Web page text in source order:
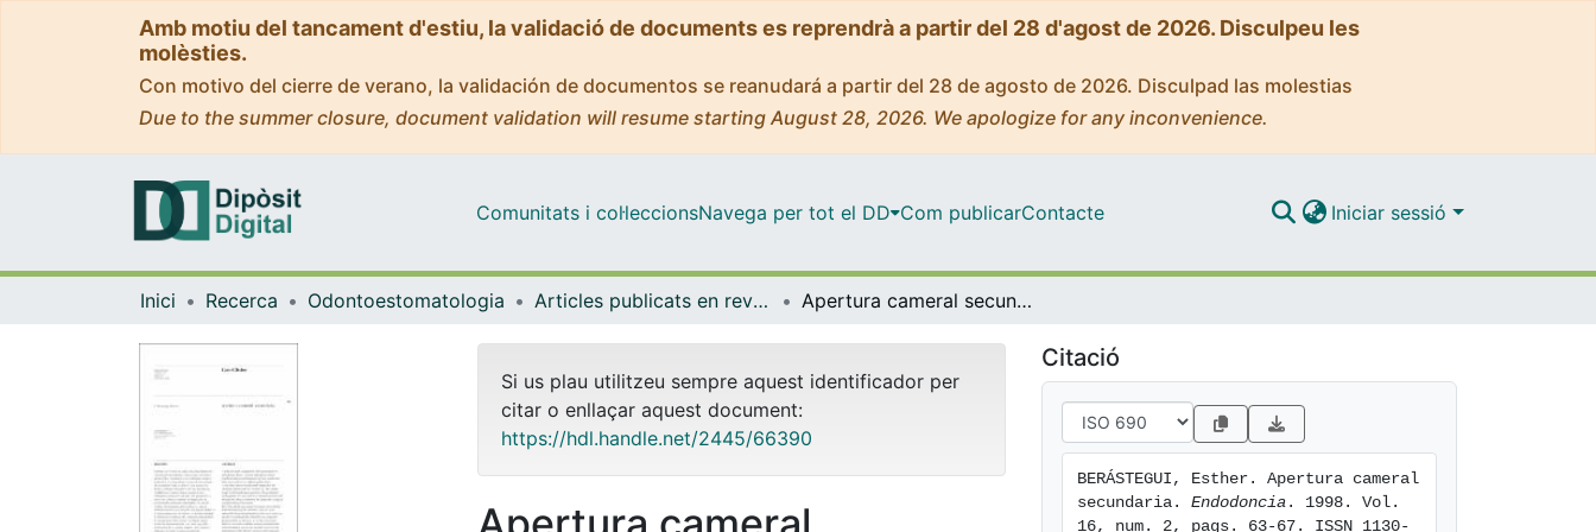
Amb motiu del tancament d'estiu, la validació de documents es reprendrà a partir del 28 d'agost de 2026. Disculpeu les
molèsties.
Con motivo del cierre de verano, la validación de documentos se reanudará a partir del 28 de agosto de 2026. Disculpad las molestias
Due to the summer closure, document validation will resume starting August 28, 2026. We apologize for any inconvenience.
Comunitats i col·leccionsNavega per tot el DD Com publicarContacte Iniciar sessió
Inici Recerca Odontoestomatologia Articles publicats en revistes (Odontoestomatologia) Apertura cameral secundaria
Si us plau utilitzeu sempre aquest identificador per
citar o enllaçar aquest document:
https://hdl.handle.net/2445/66390
Citació
BERÁSTEGUI, Esther. Apertura cameral
secundaria. Endodoncia . 1998. Vol.
16, num. 2, pags. 63-67. ISSN 1130-